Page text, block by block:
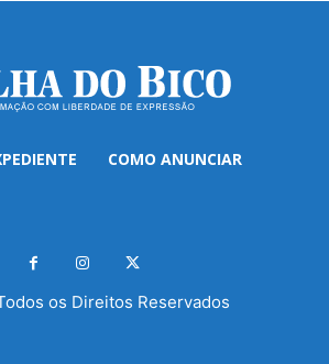
COMO ANUNCIAR
os Direitos Reservados